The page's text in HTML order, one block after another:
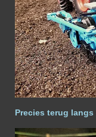
Precies terug